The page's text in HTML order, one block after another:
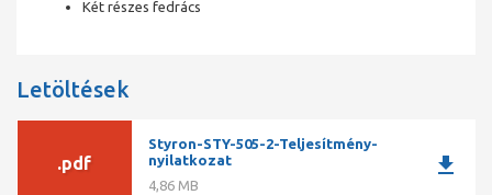
Két részes fedrács
Letöltések
.pdf
Styron-STY-505-2-Teljesítmény-
nyilatkozat
4,86 MB
download